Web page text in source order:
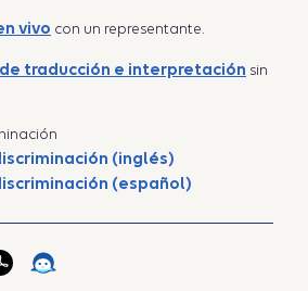
vivo con un representante.
traducción e interpretación sin
(inglés)
(español)